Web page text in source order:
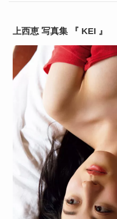
上西恵 写真集 『 KEI 』